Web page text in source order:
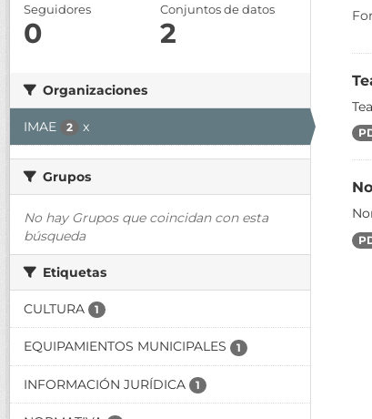
Seguidores
0
Conjuntos de datos
2
Organizaciones
IMAE 2 x
Grupos
No hay Grupos que coincidan con esta
búsqueda
Etiquetas
CULTURA 1
EQUIPAMIENTOS MUNICIPALES 1
INFORMACIÓN JURÍDICA 1